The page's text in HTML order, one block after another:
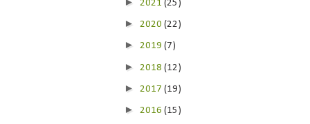
2021(25)
► 2020(22)
► 2019(7)
► 2018(12)
► 2017(19)
► 2016(15)